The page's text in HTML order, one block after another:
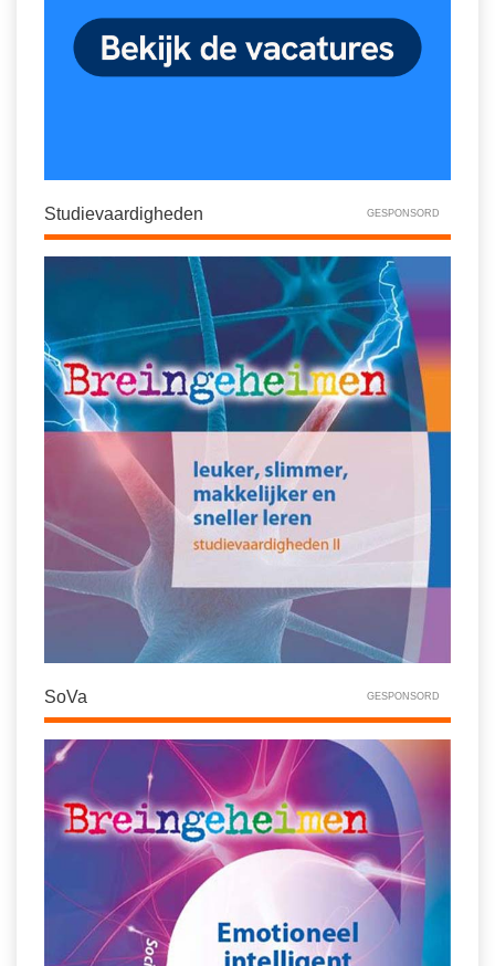
Studievaardigheden GESPONSORD
SoVa GESPONSORD